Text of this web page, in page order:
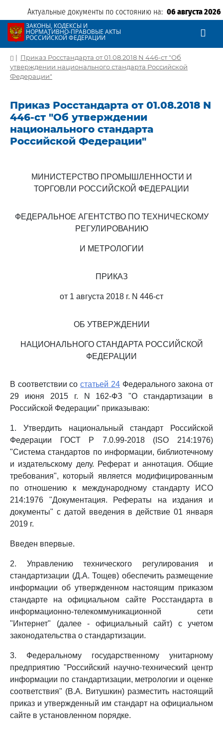
Актуальные документы по состоянию на: 06 августа 2026
ЗАКОНЫ, КОДЕКСЫ И
НОРМАТИВНО-ПРАВОВЫЕ АКТЫ
РОССИЙСКОЙ ФЕДЕРАЦИИ
| Приказ Росстандарта от 01.08.2018 N 446-ст "Об
утверждении национального стандарта Российской
Федерации"
Приказ Росстандарта от 01.08.2018 N
446-ст "Об утверждении
национального стандарта
Российской Федерации"
МИНИСТЕРСТВО ПРОМЫШЛЕННОСТИ И
ТОРГОВЛИ РОССИЙСКОЙ ФЕДЕРАЦИИ
ФЕДЕРАЛЬНОЕ АГЕНТСТВО ПО ТЕХНИЧЕСКОМУ
РЕГУЛИРОВАНИЮ
И МЕТРОЛОГИИ
ПРИКАЗ
от 1 августа 2018 г. N 446-ст
ОБ УТВЕРЖДЕНИИ
НАЦИОНАЛЬНОГО СТАНДАРТА РОССИЙСКОЙ
ФЕДЕРАЦИИ
В соответствии состатьей 24Федерального закона от
29 июня 2015 г. N 162-ФЗ "О стандартизации в
Российской Федерации" приказываю:
1. Утвердить национальный стандарт Российской
Федерации ГОСТ Р 7.0.99-2018 (ISO 214:1976)
"Система стандартов по информации, библиотечному
и издательскому делу. Реферат и аннотация. Общие
требования", который является модифицированным
по отношению к международному стандарту ИСО
214:1976 "Документация. Рефераты на издания и
документы" с датой введения в действие 01 января
2019 г.
Введен впервые.
2. Управлению технического регулирования и
стандартизации (Д.А. Тощев) обеспечить размещение
информации об утвержденном настоящим приказом
стандарте на официальном сайте Росстандарта в
информационно-телекоммуникационной сети
"Интернет" (далее - официальный сайт) с учетом
законодательства о стандартизации.
3. Федеральному государственному унитарному
предприятию "Российский научно-технический центр
информации по стандартизации, метрологии и оценке
соответствия" (В.А. Витушкин) разместить настоящий
приказ и утвержденный им стандарт на официальном
сайте в установленном порядке.